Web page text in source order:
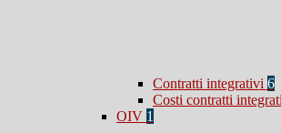
Contratti integrativi 6
Costi contratti
OIV 1